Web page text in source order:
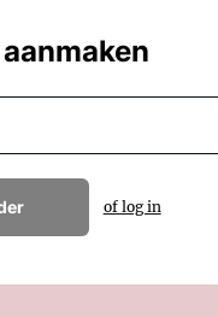
of log in